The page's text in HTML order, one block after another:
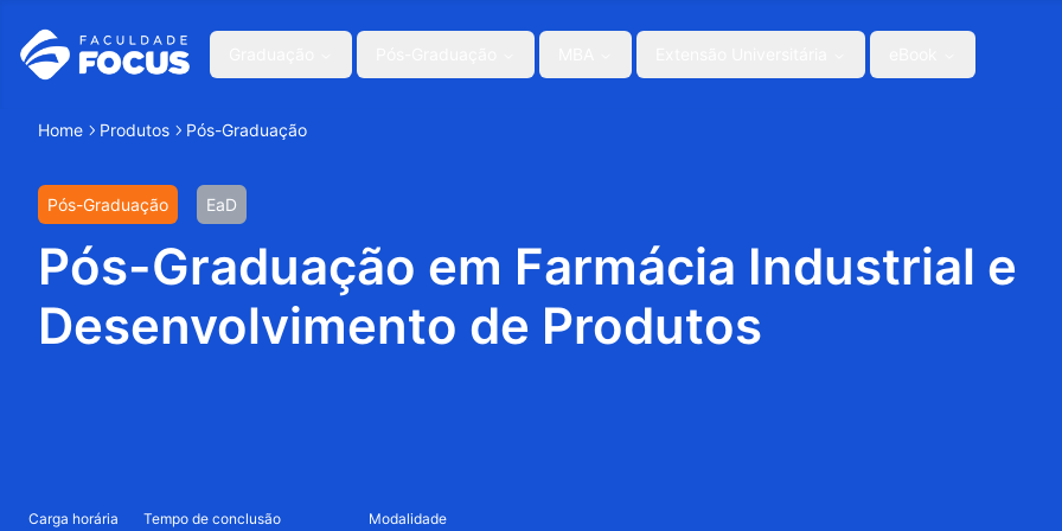
Home Produtos Pós-Graduação
Pós-Graduação EaD
Pós-Graduação em Farmácia Industrial e
Desenvolvimento de Produtos
Carga horária Tempo de conclusão Modalidade